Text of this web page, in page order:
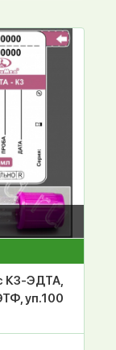
К3-ЭДТА,
уп.100